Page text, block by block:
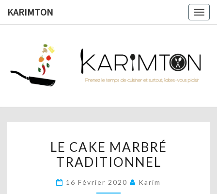
KARIMTON
Prenez
Le
Et
Faites-
Plaisir !
CAKE
MARBRÉ
LE CAKE MARBRÉ
TRADITIONNEL
16 Février 2020 Karim